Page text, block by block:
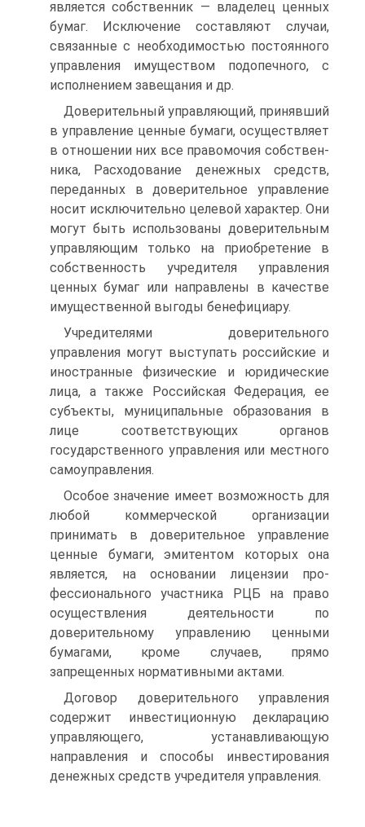
является собственник — владелец ценных
бумаг. Исключение составляют случаи,
связанные с необходимостью постоянного
управления имуществом подопеч­ного, с
исполнением завещания и др.
Доверительный управляющий, принявший
в управление ценные бумаги, осуществляет
в отношении них все правомочия собствен­
ника, Расходование денежных средств,
переданных в доверительное управление
носит исключительно целевой характер. Они
могут быть использованы доверительным
управляющим только на приобрете­ние в
собственность учредителя управления
ценных бумаг или на­правлены в качестве
имущественной выгоды бенефициару.
Учредителями доверительного
управления могут выступать рос­сийские и
иностранные физические и юридические
лица, а также Российская Федерация, ее
субъекты, муниципальные образования в
лице соответствующих органов
государственного управления или местного
самоуправления.
Особое значение имеет возможность для
любой коммерческой организации
принимать в доверительное управление
ценные бума­ги, эмитентом которых она
является, на основании лицензии про­
фессионального участника РЦБ на право
осуществления деятельно­сти по
доверительному управлению ценными
бумагами, кроме слу­чаев, прямо
запрещенных нормативными актами.
Договор доверительного управления
содержит инвестиционную декларацию
управляющего, устанавливающую
направления и спосо­бы инвестирования
денежных средств учредителя управления.